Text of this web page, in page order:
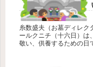
糸数盛夫（お墓ディレク
ールクニチ（十六日）は
敬い、供養するための日